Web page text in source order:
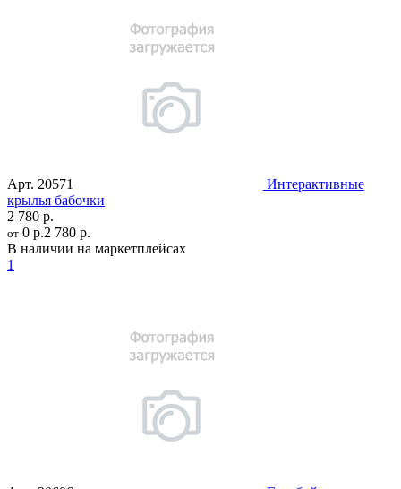
Арт. 20571
Интерактивные
крылья бабочки
2 780 р.
от 0 р.2 780 р.
В наличии на маркетплейсах
1